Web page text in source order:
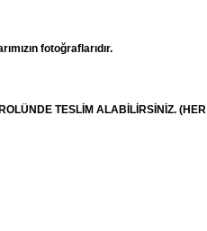
fotoğraflarıdır.
TESLİM ALABİLİRSİNİZ. (HER